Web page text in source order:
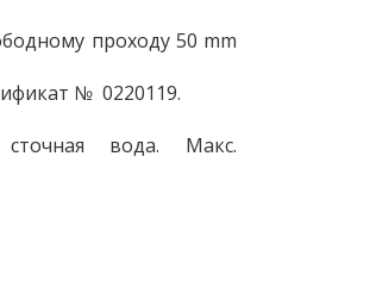
проходу 50 mm
№ 0220119.
вода. Макс.